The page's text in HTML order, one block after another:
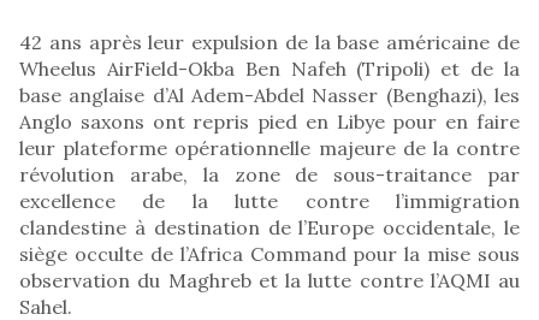
42 ans après leur expulsion de la base américaine de
Wheelus AirField-Okba Ben Nafeh (Tripoli) et de la
base anglaise d’Al Adem-Abdel Nasser (Benghazi), les
Anglo saxons ont repris pied en Libye pour en faire
leur plateforme opérationnelle majeure de la contre
révolution arabe, la zone de sous-traitance par
excellence de la lutte contre l’immigration
clandestine à destination de l’Europe occidentale, le
siège occulte de l’Africa Command pour la mise sous
observation du Maghreb et la lutte contre l’AQMI au
Sahel.